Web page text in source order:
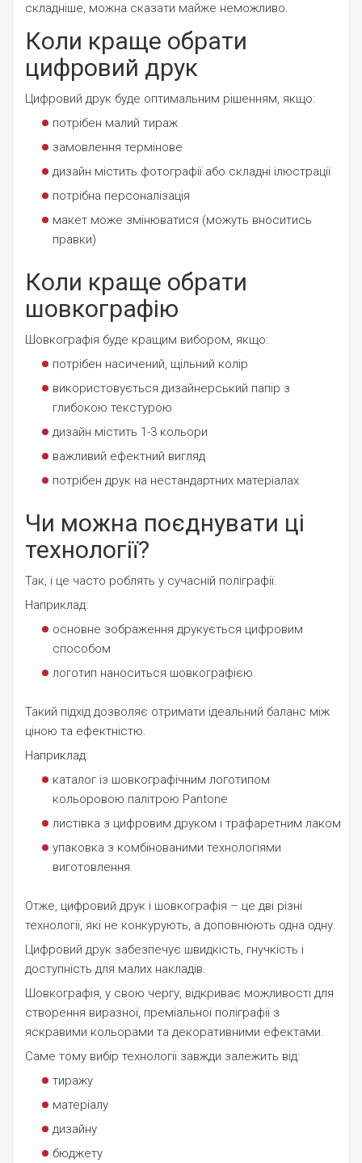
складніше, можна сказати майже неможливо.
Коли краще обрати
цифровий друк
Цифровий друк буде оптимальним рішенням, якщо:
потрібен малий тираж
замовлення термінове
дизайн містить фотографії або складні ілюстрації
потрібна персоналізація
макет може змінюватися (можуть вноситись
правки)
Коли краще обрати
шовкографію
Шовкографія буде кращим вибором, якщо:
потрібен насичений, щільний колір
використовується дизайнерський папір з
глибокою текстурою
дизайн містить 1-3 кольори
важливий ефектний вигляд
потрібен друк на нестандартних матеріалах
Чи можна поєднувати ці
технології?
Так, і це часто роблять у сучасній поліграфії.
Наприклад:
основне зображення друкується цифровим
способом
логотип наноситься шовкографією
Такий підхід дозволяє отримати ідеальний баланс між
ціною та ефектністю.
Наприклад:
каталог із шовкографічним логотипом
кольоровою палітрою Pantone
листівка з цифровим друком і трафаретним лаком
упаковка з комбінованими технологіями
виготовлення.
Отже, цифровий друк і шовкографія – це дві різні
технології, які не конкурують, а доповнюють одна одну.
Цифровий друк забезпечує швидкість, гнучкість і
доступність для малих накладів.
Шовкографія, у свою чергу, відкриває можливості для
створення виразної, преміальної поліграфії з
яскравими кольорами та декоративними ефектами.
Саме тому вибір технології завжди залежить від:
тиражу
матеріалу
дизайну
бюджету